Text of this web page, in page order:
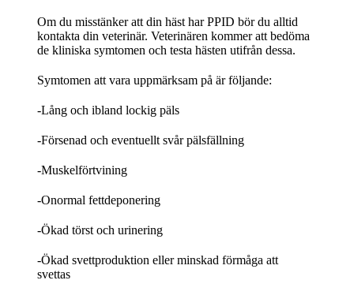
Om du misstänker att din häst har PPID bör du alltid
kontakta din veterinär. Veterinären kommer att bedöma
de kliniska symtomen och testa hästen utifrån dessa.
Symtomen att vara uppmärksam på är följande:
-Lång och ibland lockig päls
-Försenad och eventuellt svår pälsfällning
-Muskelförtvining
-Onormal fettdeponering
-Ökad törst och urinering
-Ökad svettproduktion eller minskad förmåga att
svettas